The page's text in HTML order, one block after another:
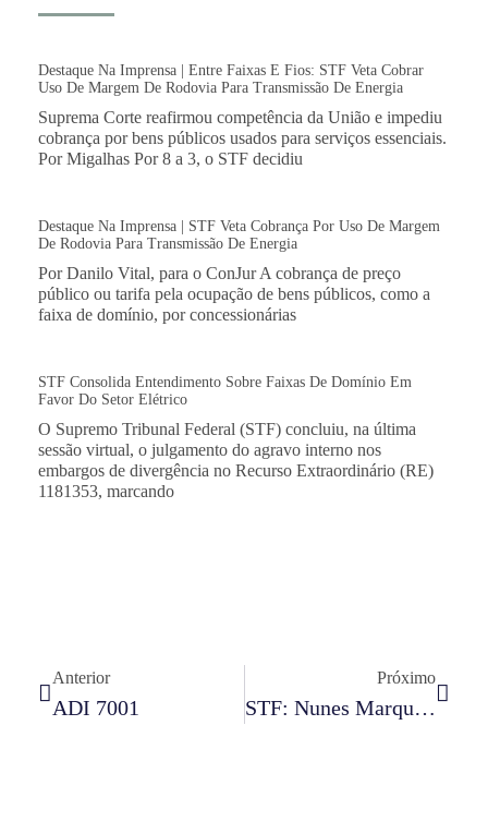
Destaque Na Imprensa | Entre Faixas E Fios: STF Veta Cobrar
Uso De Margem De Rodovia Para Transmissão De Energia
Suprema Corte reafirmou competência da União e impediu
cobrança por bens públicos usados para serviços essenciais.
Por Migalhas Por 8 a 3, o STF decidiu
Destaque Na Imprensa | STF Veta Cobrança Por Uso De Margem
De Rodovia Para Transmissão De Energia
Por Danilo Vital, para o ConJur A cobrança de preço
público ou tarifa pela ocupação de bens públicos, como a
faixa de domínio, por concessionárias
STF Consolida Entendimento Sobre Faixas De Domínio Em
Favor Do Setor Elétrico
O Supremo Tribunal Federal (STF) concluiu, na última
sessão virtual, o julgamento do agravo interno nos
embargos de divergência no Recurso Extraordinário (RE)
1181353, marcando
Anterior
ADI 7001
Próximo
STF: Nunes Marques Vota A Favor Do Marco Temporal E Julgamento Fica 1 X 1